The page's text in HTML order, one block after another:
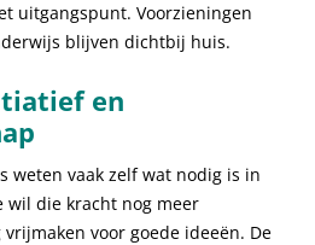
uitgangspunt. Voorzieningen
blijven dichtbij huis.
en
weten vaak zelf wat nodig is in
wil die kracht nog meer
voor goede ideeën. De